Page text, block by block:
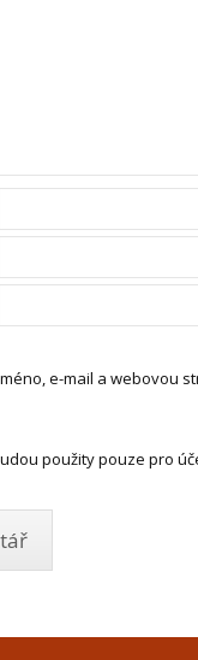
e-mail a webovou
použity pouze pro